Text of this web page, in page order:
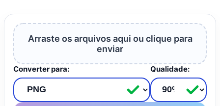
Arraste os arquivos aqui ou clique para
enviar
Converter para: Qualidade: